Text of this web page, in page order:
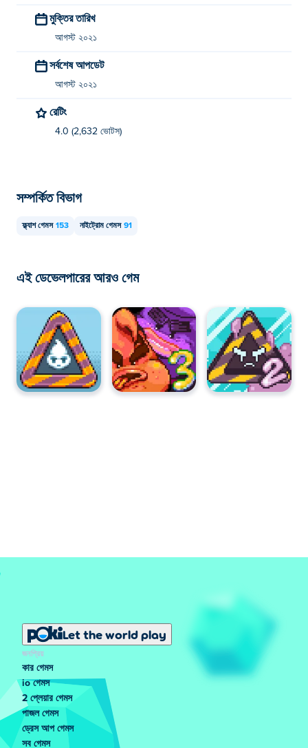
মুক্তির তারিখ
আগস্ট ২০২১
সর্বশেষ আপডেট
আগস্ট ২০২১
রেটিং
4.0 (2,632 ভোটস)
সম্পর্কিত বিভাগ
ফ্ল্যাশ গেমস 153 নাইট্রোম গেমস 91
এই ডেভেলপারের আরও গেম
Let the world play
জনপ্রিয়
কার গেমস
io গেমস
2 প্লেয়ার গেমস
পাজল গেমস
ড্রেস আপ গেমস
সব গেমস